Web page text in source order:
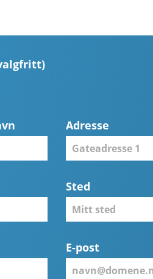
Adresse
Sted
E-post